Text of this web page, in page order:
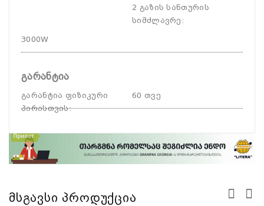
2 გაზის სანთურის
სიმძლავრე :
3000W
გარანტია
გარანტია ფიზიკური
პირისთვის:
60 თვე
Მსგავსი Პროდუქცია